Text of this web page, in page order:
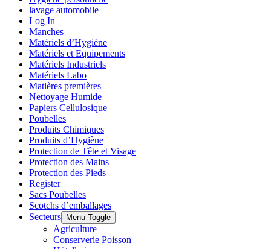
lavage automobile
Log In
Manches
Matériels d’Hygiène
Matériels et Equipements
Matériels Industriels
Matériels Labo
Matières premières
Nettoyage Humide
Papiers Cellulosique
Poubelles
Produits Chimiques
Produits d’Hygiène
Protection de Tête et Visage
Protection des Mains
Protection des Pieds
Register
Sacs Poubelles
Scotchs d’emballages
Secteurs
Menu Toggle
Agriculture
Conserverie Poisson